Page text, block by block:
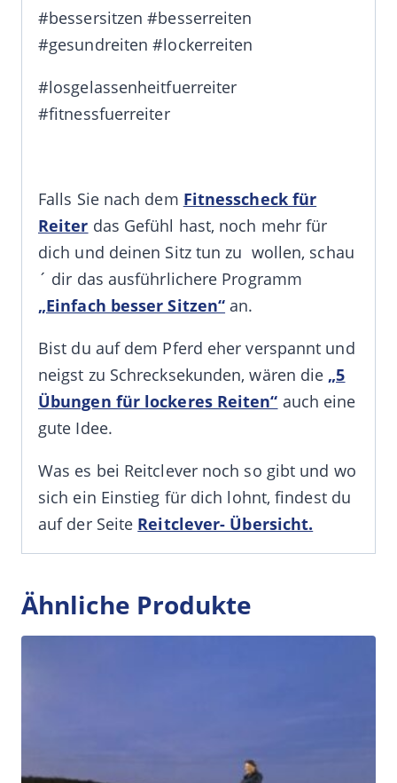
#bessersitzen #besserreiten
#gesundreiten #lockerreiten
#losgelassenheitfuerreiter
#fitnessfuerreiter
Falls Sie nach dem Fitnesscheck für
Reiter das Gefühl hast, noch mehr für
dich und deinen Sitz tun zu wollen, schau
´ dir das ausführlichere Programm
„Einfach besser Sitzen“ an.
Bist du auf dem Pferd eher verspannt und
neigst zu Schrecksekunden, wären die „5
Übungen für lockeres Reiten“ auch eine
gute Idee.
Was es bei Reitclever noch so gibt und wo
sich ein Einstieg für dich lohnt, findest du
auf der Seite Reitclever- Übersicht.
Ähnliche Produkte